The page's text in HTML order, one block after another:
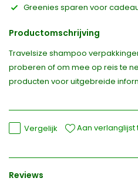
Greenies sparen voor
Productomschrijving
Travelsize shampoo
proberen of om mee op reis te
producten voor uitgebreide
Vergelijk Aan
Reviews